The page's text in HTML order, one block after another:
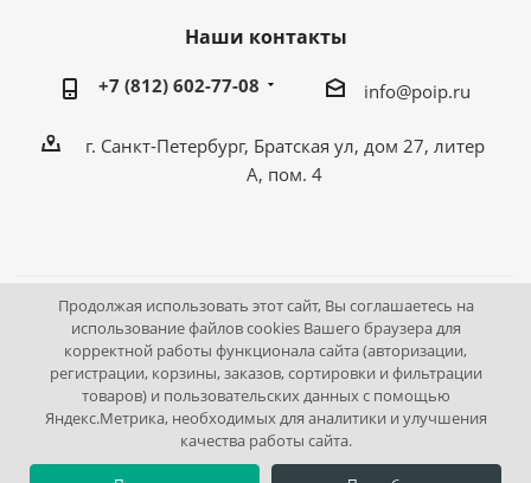
Наши контакты
+7 (812) 602-77-08 info@poip.ru
г. Санкт-Петербург, Братская ул, дом 27, литер
А, пом. 4
2009 - 2026 © Промышленное оборудование Интернет
портал.
195043, г. Санкт-Петербург, Братская ул, дом 27, литер А,
пом. 4
Продолжая использовать этот сайт, Вы соглашаетесь на
использование файлов cookies Вашего браузера для
корректной работы функционала сайта (авторизации,
регистрации, корзины, заказов, сортировки и фильтрации
товаров) и пользовательских данных с помощью
Яндекс.Метрика, необходимых для аналитики и улучшения
качества работы сайта.